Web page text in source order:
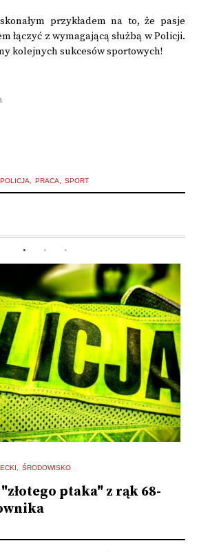
przykładem na to, że pasje
łączyć z wymagającą służbą w Policji.
kolejnych sukcesów sportowych!
POLICJA PRACA SPORT
ŚRODOWISKO
ptaka" z rąk 68-